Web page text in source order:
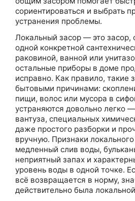
сориентироваться и выбрать
устранения проблемы.
Локальный засор — это засор,
одной конкретной
раковиной, ванной или
остальные приборы в доме
исправно. Как правило, такие
бытовыми причинами:
пищи, волос или мусора в
устраняются довольно легко
вантуза, специальных
даже простого разборки и
вручную. Признаки
медленный слив воды,
неприятный запах и
уровень воды в одной точке.
всё возвращается в норму,
действительно была